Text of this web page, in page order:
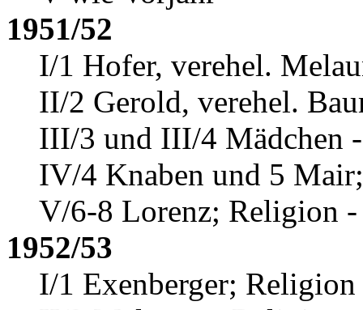
1951/52
I/1 Hofer, verehel.
II/2 Gerold, verehel.
III/3 und III/4 Mädchen
IV/4 Knaben und 5
V/6-8 Lorenz; Religion -
1952/53
I/1 Exenberger;